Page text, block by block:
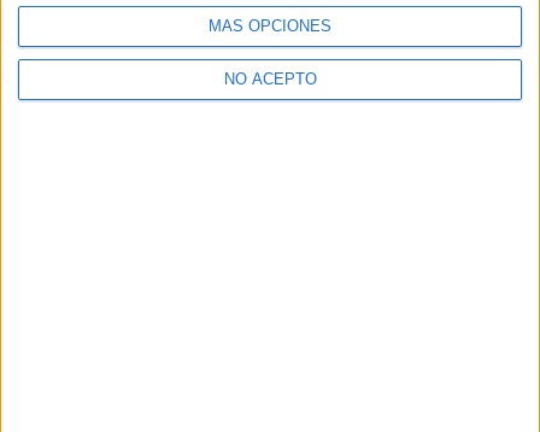
MÁS OPCIONES
NO ACEPTO